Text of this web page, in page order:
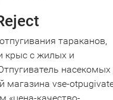
тараканов,
крыс с жилых и
насекомых
магазина vse-